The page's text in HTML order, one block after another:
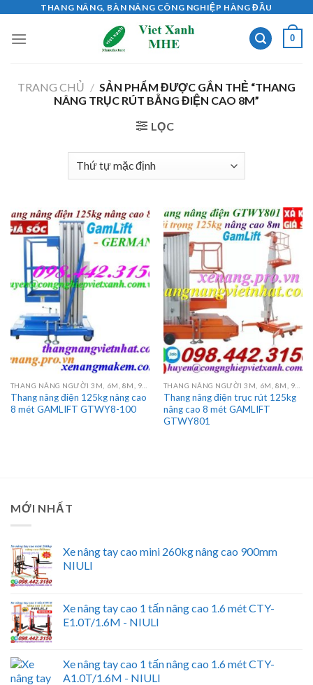
content
THANG NÂNG, BÀN NÂNG CÔNG NGHIỆP HÀNG ĐẦU
0
TRANG CHỦ / SẢN PHẨM ĐƯỢC GẮN THẺ “THANG
NÂNG TRỤC RÚT BẰNG ĐIỆN CAO 8M”
LỌC
Thang nâng điện 125kg nâng cao
8 mét GAMLIFT GTWY8-100
Thang nâng điện trục rút 125kg
nâng cao 8 mét GAMLIFT
GTWY801
MỚI NHẤT
Xe nâng tay cao mini 260kg nâng cao 900mm
NIULI
Xe nâng tay cao 1 tấn nâng cao 1.6 mét CTY-
E1.0T/1.6M - NIULI
Xe nâng tay cao 1 tấn nâng cao 1.6 mét CTY-
A1.0T/1.6M - NIULI